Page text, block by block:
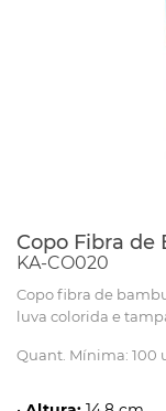
Copo Fibra de
KA-CO020
Copo fibra de
luva colorida e
Quant. Mínima: 100